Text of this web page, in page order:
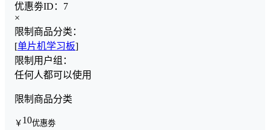
优惠劵ID： 7
×
限制商品分类：
[单片机学习板]
限制用户组：
任何人都可以使用
限制商品分类
￥ 10优惠劵